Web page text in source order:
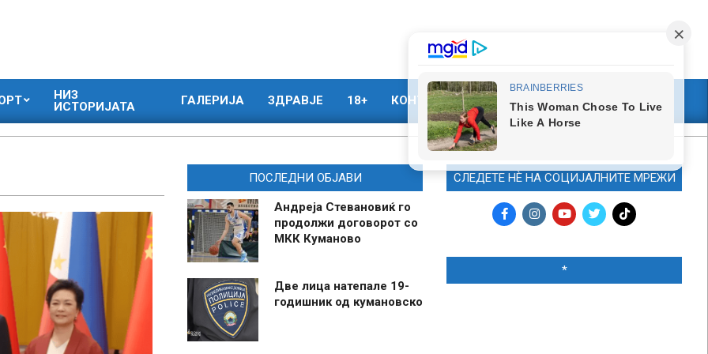
НИЗ
ИСТОРИЈАТА
ГАЛЕРИЈА ЗДРАВЈЕ 18+ КОНТАКТ МАРКЕТИНГ
ПОСЛЕДНИ ОБЈАВИ
Андреја Стевановиќ го
продолжи договорот со
МКК Куманово
Две лица натепале 19-
годишник од кумановско
СЛЕДЕТЕ НЀ НА СОЦИЈАЛНИТЕ МРЕЖИ
*